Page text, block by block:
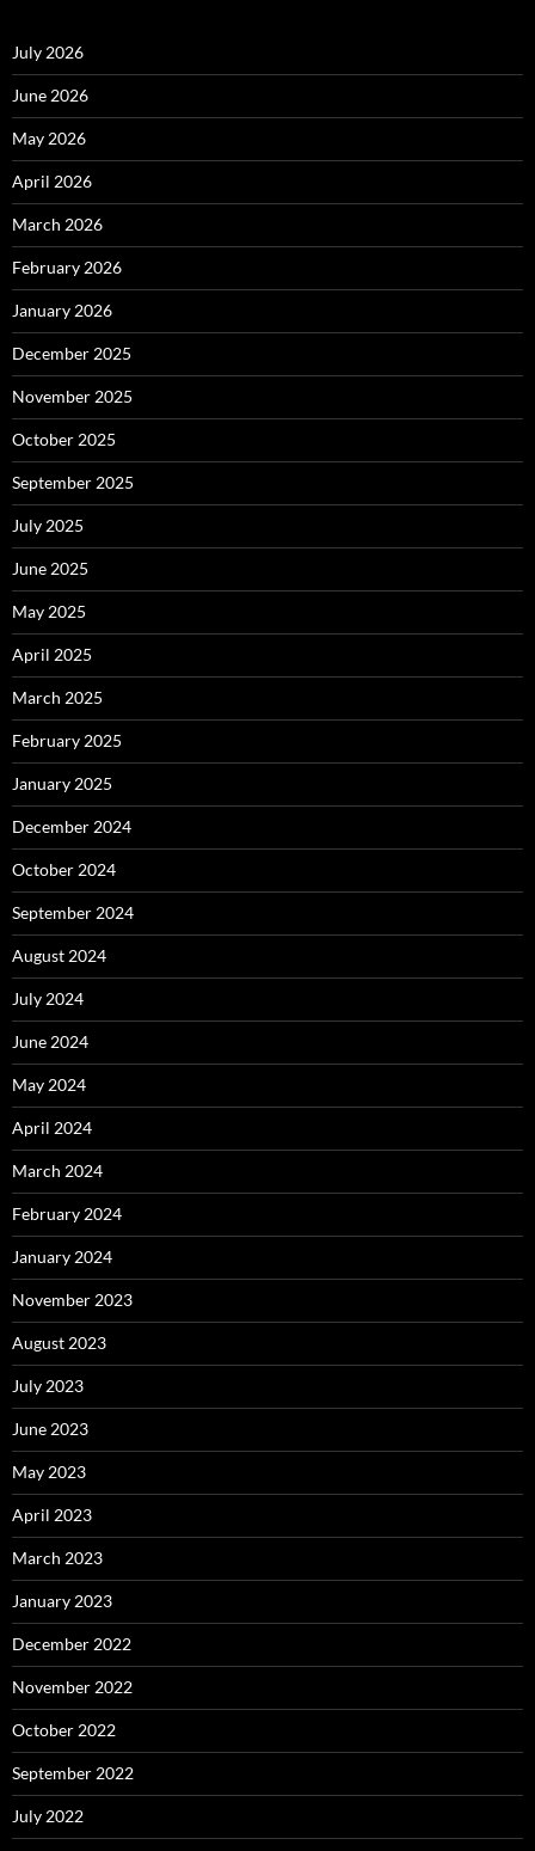
July 2026
June 2026
May 2026
April 2026
March 2026
February 2026
January 2026
December 2025
November 2025
October 2025
September 2025
July 2025
June 2025
May 2025
April 2025
March 2025
February 2025
January 2025
December 2024
October 2024
September 2024
August 2024
July 2024
June 2024
May 2024
April 2024
March 2024
February 2024
January 2024
November 2023
August 2023
July 2023
June 2023
May 2023
April 2023
March 2023
January 2023
December 2022
November 2022
October 2022
September 2022
July 2022